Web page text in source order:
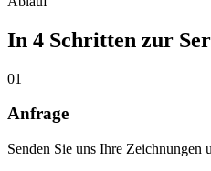
In 4 Schritten zur
01
Anfrage
Senden Sie uns Ihre Zeichnungen